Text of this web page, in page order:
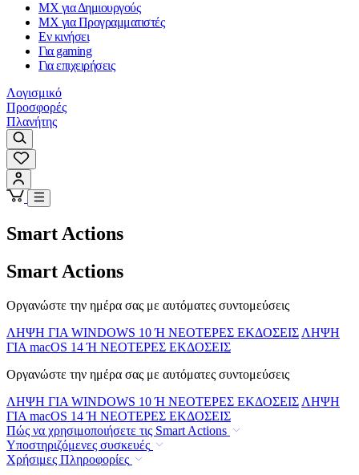
MX για Δημιουργούς
MX για Προγραμματιστές
Εν κινήσει
Για gaming
Για επιχειρήσεις
Λογισμικό
Προσφορές
Πλανήτης
Smart Actions
Smart Actions
Οργανώστε την ημέρα σας με αυτόματες συντομεύσεις
ΛΗΨΗ ΓΙΑ WINDOWS 10 Ή ΝΕΟΤΕΡΕΣ ΕΚΔΟΣΕΙΣ ΛΗΨΗ
ΓΙΑ macOS 14 Ή ΝΕΟΤΕΡΕΣ ΕΚΔΟΣΕΙΣ
Οργανώστε την ημέρα σας με αυτόματες συντομεύσεις
ΛΗΨΗ ΓΙΑ WINDOWS 10 Ή ΝΕΟΤΕΡΕΣ ΕΚΔΟΣΕΙΣ ΛΗΨΗ
ΓΙΑ macOS 14 Ή ΝΕΟΤΕΡΕΣ ΕΚΔΟΣΕΙΣ
Πώς να χρησιμοποιήσετε τις Smart Actions
Υποστηριζόμενες συσκευές
Χρήσιμες Πληροφορίες